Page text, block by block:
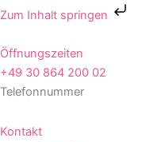
Zum Inhalt springen
Zum
springen
Öffnungszeiten
+49 30 864 200 02
Telefonnummer
Kontakt